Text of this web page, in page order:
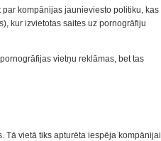
kompānijas jaunieviesto politiku, kas
kur izvietotas saites uz pornogrāfiju
vietņu reklāmas, bet tas
Tā vietā tiks apturēta iespēja kompānijai